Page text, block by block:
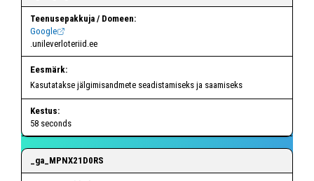
Google
.unileverloteriid.ee
Kasutatakse jälgimisandmete seadistamiseks ja saamiseks
58 seconds
_ga_MPNX21D0RS